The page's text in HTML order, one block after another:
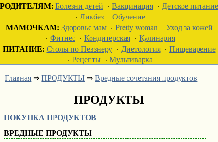
РОДИТЕЛЯМ: Болезни детей · Вакцинация · Детское питание
· Ликбез · Обучение
МАМОЧКАМ: Здоровье мам· Pretty woman · Уход за кожей
· Фитнес· Кондитерская· Кулинария
ПИТАНИЕ: Столы по Певзнеру· Диетология· Пищеварение
· Рецепты · Мультиварка
Главная ⇒ПРОДУКТЫ ⇒Вредные сочетания продуктов
ПРОДУКТЫ
ПОКУПКА ПРОДУКТОВ
ВРЕДНЫЕ ПРОДУКТЫ